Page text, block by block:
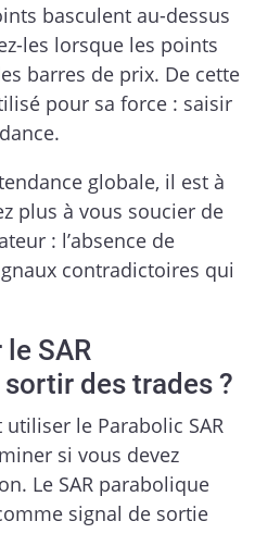
basculent au-dessus
les lorsque les points
barres de prix. De cette
pour sa force : saisir
globale, il est à
plus à vous soucier de
: l’absence de
contradictoires qui
SAR
des trades ?
le Parabolic SAR
si vous devez
Le SAR parabolique
signal de sortie